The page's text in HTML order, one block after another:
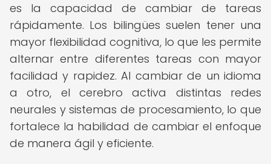
es la capacidad de cambiar de tareas
rápidamente. Los bilingües suelen tener una
mayor flexibilidad cognitiva, lo que les permite
alternar entre diferentes tareas con mayor
facilidad y rapidez. Al cambiar de un idioma
a otro, el cerebro activa distintas redes
neurales y sistemas de procesamiento, lo que
fortalece la habilidad de cambiar el enfoque
de manera ágil y eficiente.